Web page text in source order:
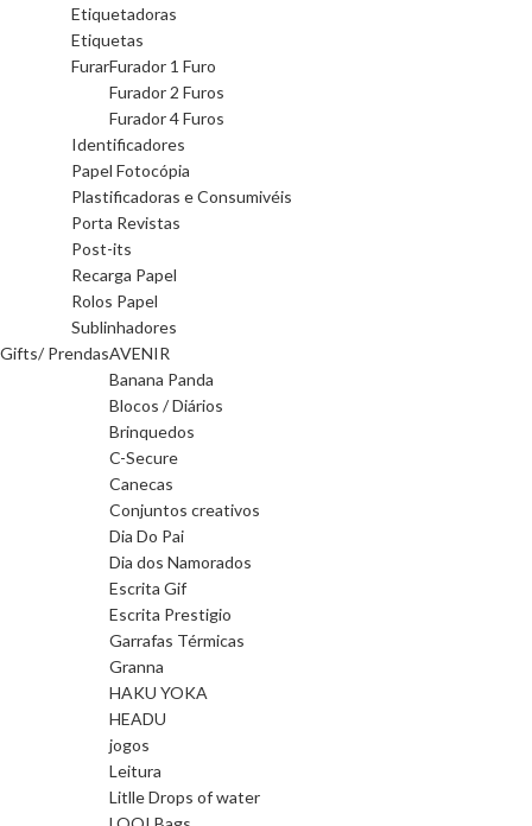
Etiquetadoras
Etiquetas
FurarFurador 1 Furo
Furador 2 Furos
Furador 4 Furos
Identificadores
Papel Fotocópia
Plastificadoras e Consumivéis
Porta Revistas
Post-its
Recarga Papel
Rolos Papel
Sublinhadores
Gifts/ PrendasAVENIR
Banana Panda
Blocos / Diários
Brinquedos
C-Secure
Canecas
Conjuntos creativos
Dia Do Pai
Dia dos Namorados
Escrita Gif
Escrita Prestigio
Garrafas Térmicas
Granna
HAKU YOKA
HEADU
jogos
Leitura
Litlle Drops of water